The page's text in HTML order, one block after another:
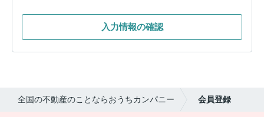
入力情報の確認
全国の不動産のことならおうちカンパニー 会員登録